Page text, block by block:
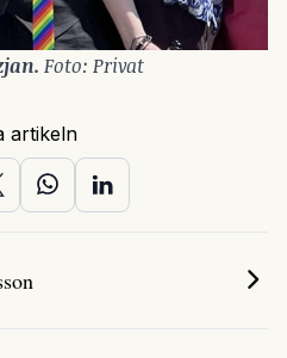
Foto: Privat
artikeln